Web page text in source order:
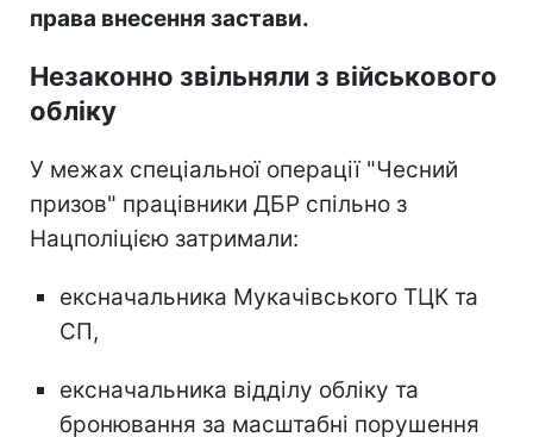
права внесення застави.
Незаконно звільняли з військового
обліку
У межах спеціальної операції "Чесний
призов" працівники ДБР спільно з
Нацполіцією затримали:
ексначальника Мукачівського ТЦК та
СП,
ексначальника відділу обліку та
бронювання за масштабні порушення